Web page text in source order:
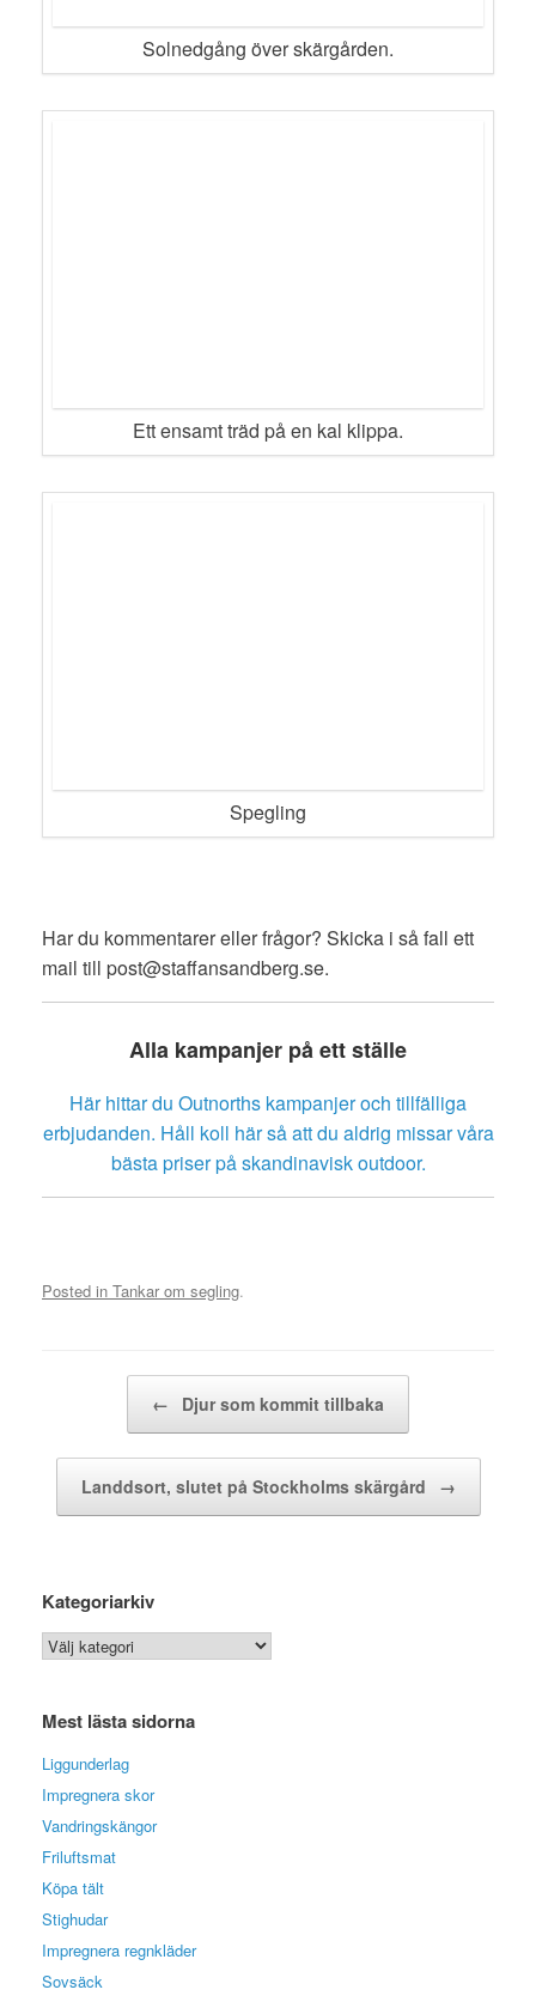
Solnedgång över skärgården.
Ett ensamt träd på en kal klippa.
Spegling
Har du kommentarer eller frågor? Skicka i så fall ett
mail till post@staffansandberg.se.
Alla kampanjer på ett ställe
Här hittar du Outnorths kampanjer och tillfälliga
erbjudanden. Håll koll här så att du aldrig missar våra
bästa priser på skandinavisk outdoor.
Posted in Tankar om segling.
← Djur som kommit tillbaka
Landdsort, slutet på Stockholms skärgård →
Kategoriarkiv
Kategoriarkiv
Mest lästa sidorna
Liggunderlag
Impregnera skor
Vandringskängor
Friluftsmat
Köpa tält
Stighudar
Impregnera regnkläder
Sovsäck